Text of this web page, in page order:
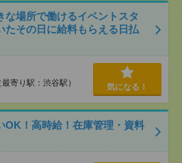
な場所で働けるイベントスタ
その日に給料もらえる日払
寄り駅：渋谷駅） 気になる！
OK！高時給！在庫管理・資料